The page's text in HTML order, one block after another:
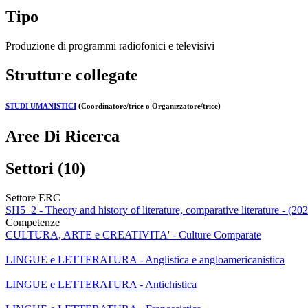
Tipo
Produzione di programmi radiofonici e televisivi
Strutture collegate
STUDI UMANISTICI (Coordinatore/trice o Organizzatore/trice)
Aree Di Ricerca
Settori (10)
Settore ERC
SH5_2 - Theory and history of literature, comparative literature -
Competenze
CULTURA, ARTE e CREATIVITA' - Culture Comparate
LINGUE e LETTERATURA - Anglistica e angloamericanistica
LINGUE e LETTERATURA - Antichistica